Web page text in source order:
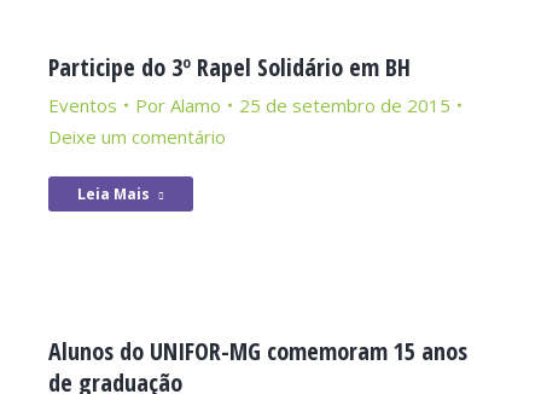
Participe do 3º Rapel Solidário em BH
Eventos Por Alamo
25 de setembro de 2015
Deixe um comentário
Leia Mais
Alunos do UNIFOR-MG comemoram 15 anos
de graduação